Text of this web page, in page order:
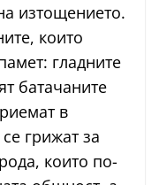
изтощението.
които
гладните
батачаните
в
грижат за
които по-